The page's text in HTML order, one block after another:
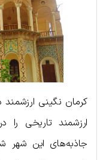
ارزشمند تاریخی